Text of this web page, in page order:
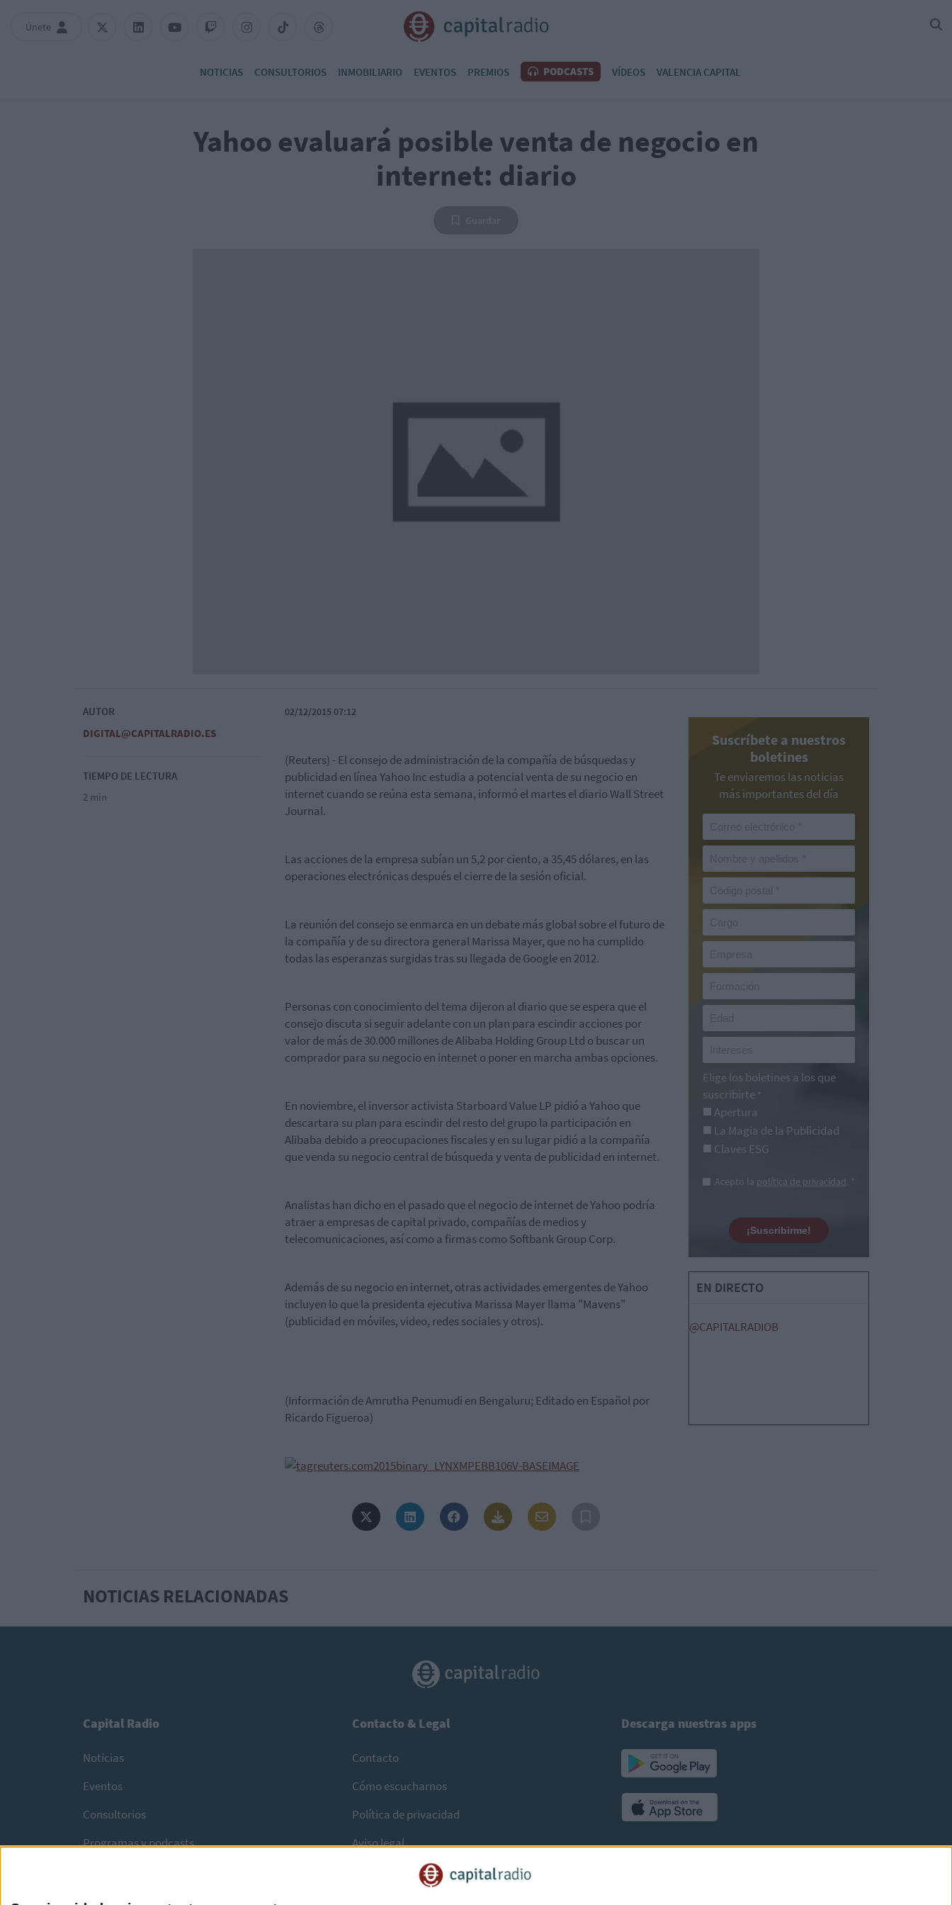
Únete
NOTICIAS CONSULTORIOS INMOBILIARIO EVENTOS PREMIOS PODCASTS VÍDEOS VALENCIA CAPITAL
Yahoo evaluará posible venta de negocio en
internet: diario
AUTOR
DIGITAL@CAPITALRADIO.ES
TIEMPO DE LECTURA
2 min
02/12/2015 07:12
(Reuters) - El consejo de administración de la compañía de búsquedas y
publicidad en línea Yahoo Inc estudia a potencial venta de su negocio en
internet cuando se reúna esta semana, informó el martes el diario Wall Street
Journal.
Las acciones de la empresa subían un 5,2 por ciento, a 35,45 dólares, en las
operaciones electrónicas después el cierre de la sesión oficial.
La reunión del consejo se enmarca en un debate más global sobre el futuro de
la compañía y de su directora general Marissa Mayer, que no ha cumplido
todas las esperanzas surgidas tras su llegada de Google en 2012.
Personas con conocimiento del tema dijeron al diario que se espera que el
consejo discuta si seguir adelante con un plan para escindir acciones por
valor de más de 30.000 millones de Alibaba Holding Group Ltd o buscar un
comprador para su negocio en internet o poner en marcha ambas opciones.
En noviembre, el inversor activista Starboard Value LP pidió a Yahoo que
descartara su plan para escindir del resto del grupo la participación en
Alibaba debido a preocupaciones fiscales y en su lugar pidió a la compañía
que venda su negocio central de búsqueda y venta de publicidad en internet.
Analistas han dicho en el pasado que el negocio de internet de Yahoo podría
atraer a empresas de capital privado, compañías de medios y
telecomunicaciones, así como a firmas como Softbank Group Corp.
Además de su negocio en internet, otras actividades emergentes de Yahoo
incluyen lo que la presidenta ejecutiva Marissa Mayer llama "Mavens"
(publicidad en móviles, video, redes sociales y otros).
(Información de Amrutha Penumudi en Bengaluru; Editado en Español por
Ricardo Figueroa)
Suscríbete a nuestros
boletines
Te enviaremos las noticias
más importantes del día
Elige los boletines a los que
suscribirte *
Apertura
La Magia de la Publicidad
Claves ESG
Acepto la política de privacidad. *
¡Suscribirme!
EN DIRECTO
@CAPITALRADIOB
NOTICIAS RELACIONADAS
Capital Radio
Noticias
Eventos
Consultorios
Programas y podcasts
Contacto & Legal
Contacto
Cómo escucharnos
Política de privacidad
Aviso legal
Descarga nuestras apps